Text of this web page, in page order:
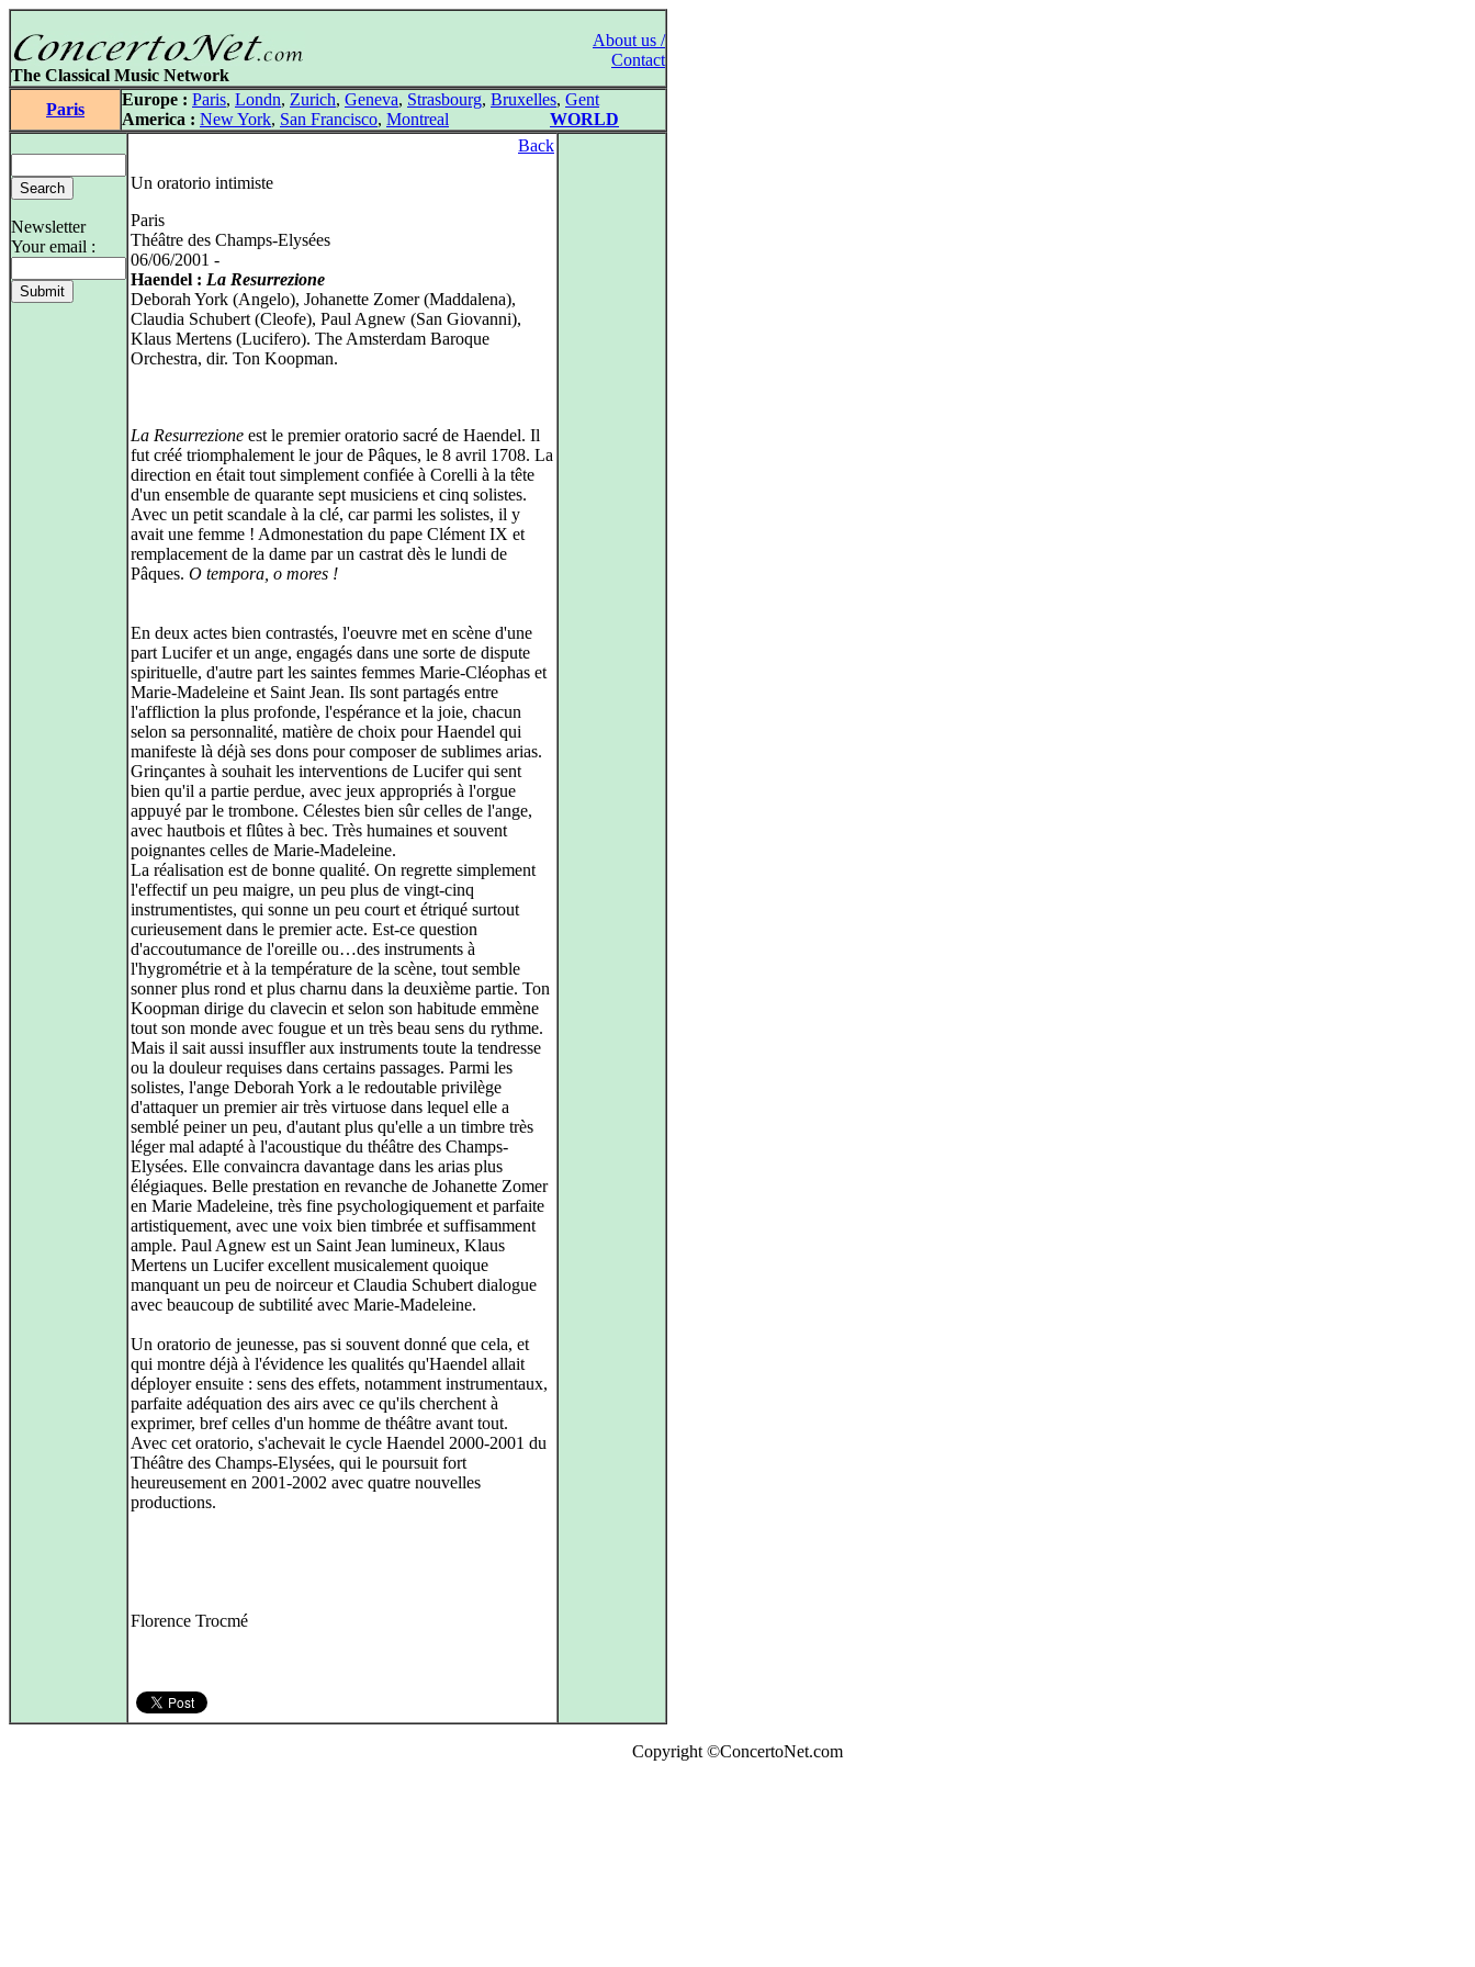
About us /
Contact
The Classical Music Network
Paris
Europe : Paris, Londn, Zurich, Geneva, Strasbourg, Bruxelles, Gent
America : New York, San Francisco, Montreal WORLD
Newsletter
Your email :
Back
Un oratorio intimiste
Paris
Théâtre des Champs-Elysées
06/06/2001 -
Haendel : La Resurrezione
Deborah York (Angelo), Johanette Zomer (Maddalena),
Claudia Schubert (Cleofe), Paul Agnew (San Giovanni),
Klaus Mertens (Lucifero). The Amsterdam Baroque
Orchestra, dir. Ton Koopman.
La Resurrezione est le premier oratorio sacré de Haendel. Il
fut créé triomphalement le jour de Pâques, le 8 avril 1708. La
direction en était tout simplement confiée à Corelli à la tête
d'un ensemble de quarante sept musiciens et cinq solistes.
Avec un petit scandale à la clé, car parmi les solistes, il y
avait une femme ! Admonestation du pape Clément IX et
remplacement de la dame par un castrat dès le lundi de
Pâques. O tempora, o mores !
En deux actes bien contrastés, l'oeuvre met en scène d'une
part Lucifer et un ange, engagés dans une sorte de dispute
spirituelle, d'autre part les saintes femmes Marie-Cléophas et
Marie-Madeleine et Saint Jean. Ils sont partagés entre
l'affliction la plus profonde, l'espérance et la joie, chacun
selon sa personnalité, matière de choix pour Haendel qui
manifeste là déjà ses dons pour composer de sublimes arias.
Grinçantes à souhait les interventions de Lucifer qui sent
bien qu'il a partie perdue, avec jeux appropriés à l'orgue
appuyé par le trombone. Célestes bien sûr celles de l'ange,
avec hautbois et flûtes à bec. Très humaines et souvent
poignantes celles de Marie-Madeleine.
La réalisation est de bonne qualité. On regrette simplement
l'effectif un peu maigre, un peu plus de vingt-cinq
instrumentistes, qui sonne un peu court et étriqué surtout
curieusement dans le premier acte. Est-ce question
d'accoutumance de l'oreille ou…des instruments à
l'hygrométrie et à la température de la scène, tout semble
sonner plus rond et plus charnu dans la deuxième partie. Ton
Koopman dirige du clavecin et selon son habitude emmène
tout son monde avec fougue et un très beau sens du rythme.
Mais il sait aussi insuffler aux instruments toute la tendresse
ou la douleur requises dans certains passages. Parmi les
solistes, l'ange Deborah York a le redoutable privilège
d'attaquer un premier air très virtuose dans lequel elle a
semblé peiner un peu, d'autant plus qu'elle a un timbre très
léger mal adapté à l'acoustique du théâtre des Champs-
Elysées. Elle convaincra davantage dans les arias plus
élégiaques. Belle prestation en revanche de Johanette Zomer
en Marie Madeleine, très fine psychologiquement et parfaite
artistiquement, avec une voix bien timbrée et suffisamment
ample. Paul Agnew est un Saint Jean lumineux, Klaus
Mertens un Lucifer excellent musicalement quoique
manquant un peu de noirceur et Claudia Schubert dialogue
avec beaucoup de subtilité avec Marie-Madeleine.
Un oratorio de jeunesse, pas si souvent donné que cela, et
qui montre déjà à l'évidence les qualités qu'Haendel allait
déployer ensuite : sens des effets, notamment instrumentaux,
parfaite adéquation des airs avec ce qu'ils cherchent à
exprimer, bref celles d'un homme de théâtre avant tout.
Avec cet oratorio, s'achevait le cycle Haendel 2000-2001 du
Théâtre des Champs-Elysées, qui le poursuit fort
heureusement en 2001-2002 avec quatre nouvelles
productions.
Florence Trocmé
Copyright ©ConcertoNet.com